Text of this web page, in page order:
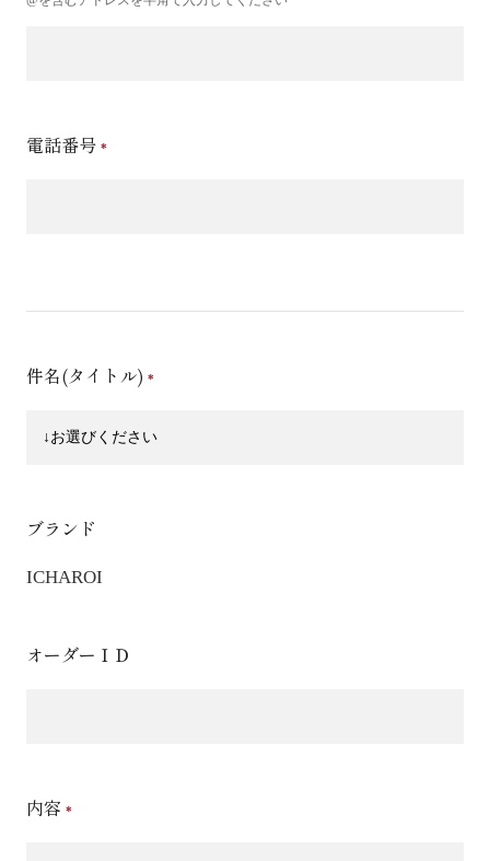
電話番号
件名(タイトル)
ブランド
ICHAROI
オーダーＩＤ
内容